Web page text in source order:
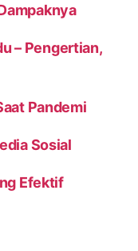
– Pengertian,
Pandemi
Sosial
Efektif